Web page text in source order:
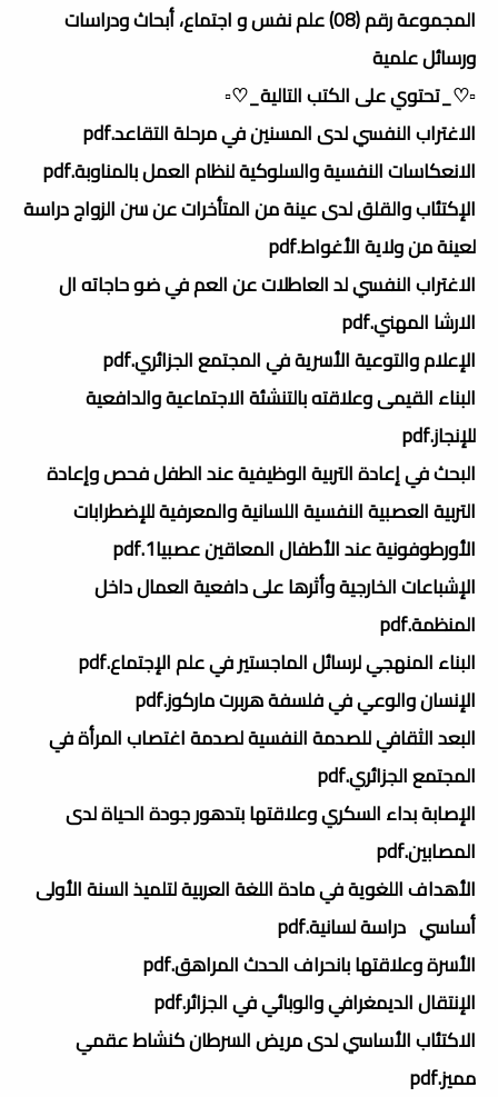
المجموعة رقم (08) علم نفس و اجتماع، أبحاث ودراسات
ورسائل علمية
▫️♡_تحتوي على الكتب التالية_♡▫️
الاغتراب النفسي لدى المسنين في مرحلة التقاعد.pdf
الانعكاسات النفسية والسلوكية لنظام العمل بالمناوبة.pdf
الإكتئاب والقلق لدى عينة من المتأخرات عن سن الزواج دراسة
لعينة من ولاية الأغواط.pdf
الاغتراب النفسي لد العاطلات عن العم في ضو حاجاته ال
الارشا المهني.pdf
الإعلام والتوعية الأسرية في المجتمع الجزائري.pdf
البناء القيمى وعلاقته بالتنشئة الاجتماعية والدافعية
للإنجاز.pdf
البحث في إعادة التربية الوظيفية عند الطفل فحص وإعادة
التربية العصبية النفسية اللسانية والمعرفية للإضطرابات
الأورطوفونية عند الأطفال المعاقين عصبيا1.pdf
الإشباعات الخارجية وأثرها على دافعية العمال داخل
المنظمة.pdf
البناء المنهجي لرسائل الماجستير في علم الإجتماع.pdf
الإنسان والوعي في فلسفة هربرت ماركوز.pdf
البعد الثقافي للصدمة النفسية لصدمة اغتصاب المرأة في
المجتمع الجزائري.pdf
الإصابة بداء السكري وعلاقتها بتدهور جودة الحياة لدى
المصابين.pdf
الأهداف اللغوية في مادة اللغة العربية لتلميذ السنة الأولى
أساسي دراسة لسانية.pdf
الأسرة وعلاقتها بانحراف الحدث المراهق.pdf
الإنتقال الديمغرافي والوبائي في الجزائر.pdf
الاكتئاب الأساسي لدى مريض السرطان كنشاط عقمي
مميز.pdf